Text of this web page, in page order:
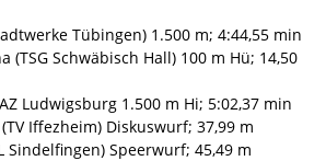
Tübingen) 1.500 m; 4:44,55 min
(TSG Schwäbisch Hall) 100 m Hü; 14,50
Ludwigsburg 1.500 m Hi; 5:02,37 min
Iffezheim) Diskuswurf; 37,99 m
Sindelfingen) Speerwurf; 45,49 m